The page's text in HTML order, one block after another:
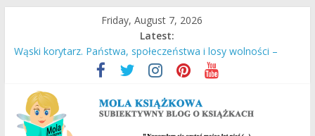
content
Friday, August 7, 2026
Latest:
Wąski korytarz. Państwa, społeczeństwa i losy wolności –
Daron Acemoglu, James A. Robinson
Stara Słaboniowa i spiekładuchy – Joanna Łańcucka
Ucieczka z Sobiboru – Thomas Toivi Blatt
Empuzjon – Olga Tokarczuk
Miasto w chmurach – Antony Doerr